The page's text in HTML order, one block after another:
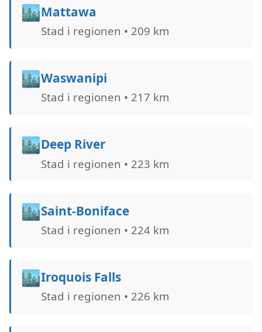
🏙️Mattawa
Stad i regionen • 209 km
🏙️Waswanipi
Stad i regionen • 217 km
🏙️Deep River
Stad i regionen • 223 km
🏙️Saint-Boniface
Stad i regionen • 224 km
🏙️Iroquois Falls
Stad i regionen • 226 km